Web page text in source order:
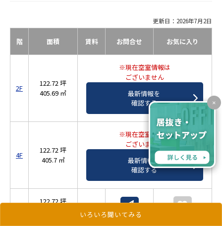
いろいろ聞いてみる
×
更新日：2026年7月2日
階 面積 賃料 お問合せ お気に入り
2F
122.72 坪
405.69 ㎡
※現在空室情報は
ございません
最新情報を
確認する
4F
122.72 坪
405.7 ㎡
※現在空室情報は
ございません
最新情報を
確認する
5F
122.72 坪
相談